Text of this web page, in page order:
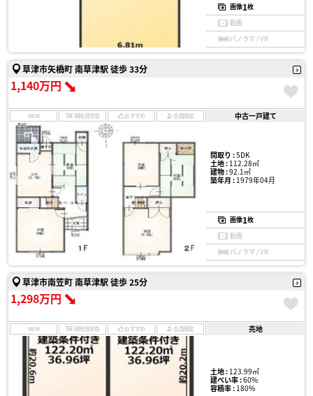
画像1枚
動画
パノラマ / VR
草津市矢橋町 南草津駅 徒歩 33分
1,140万円
NEW 現地見学会 おすすめ 会員限定 中古一戸建て
間取り :5DK
土地 :112.28㎡
建物 :92.1㎡
築年月 :1979年04月
画像1枚
動画
パノラマ / VR
草津市南笠町 南草津駅 徒歩 25分
1,298万円
NEW 現地見学会 おすすめ 会員限定 売地
土地 :123.99㎡
建ぺい率 :60%
容積率 :180%